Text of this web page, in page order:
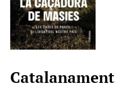
Catalanament